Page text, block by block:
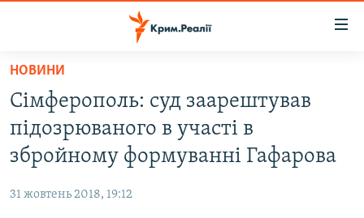
Перейти
основного
матеріалу
Перейти
до
основної
НОВИНИ
ВОДА.КРИМ
ВІДЕО ТА ФОТО
БЛОГИ
НОВИНИ
Сімферополь: суд заарештував
підозрюваного в участі в
збройному формуванні Гафарова
31 жовтень 2018, 19:12